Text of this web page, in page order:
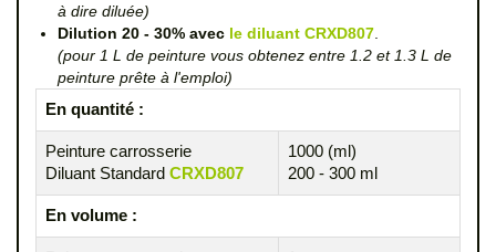
à dire diluée)
Dilution 20 - 30% avec le diluant CRXD807.
(pour 1 L de peinture vous obtenez entre 1.2 et 1.3 L de
peinture prête à l'emploi)
En quantité :
Peinture carrosserie
Diluant Standard CRXD807
1000 (ml)
200 - 300 ml
En volume :